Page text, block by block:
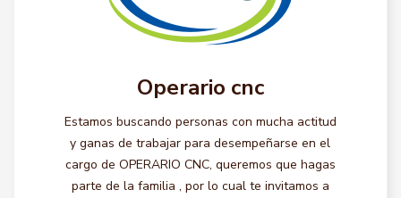
Operario cnc
Estamos buscando personas con mucha actitud
y ganas de trabajar para desempeñarse en el
cargo de OPERARIO CNC, queremos que hagas
parte de la familia , por lo cual te invitamos a